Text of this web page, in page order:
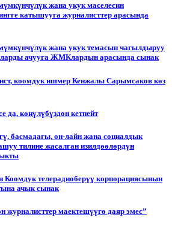
жана укук маселесин
катышууга журналисттер арасында
жана укук темасын чагылдыруу
ачууга ЖМКлардын арасында сынак
коомдук ишмер Кенжалы Сарымсаков көз
да, көңүлүбүздөн кетпейт
басмадагы, он-лайн жана социалдык
тилине жасалган изилдөөлөрдүн
телерадиоберүү корпорациясынын
ачык сынак
журналисттер маектешүүгө даяр эмес”